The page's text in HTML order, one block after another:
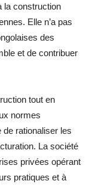
la construction
Elle n’a pas
des
et de contribuer
tout en
normes
de rationaliser les
La société
privées opérant
pratiques et à